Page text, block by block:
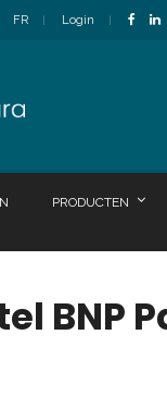
FR Login
PRODUCTEN
BNP